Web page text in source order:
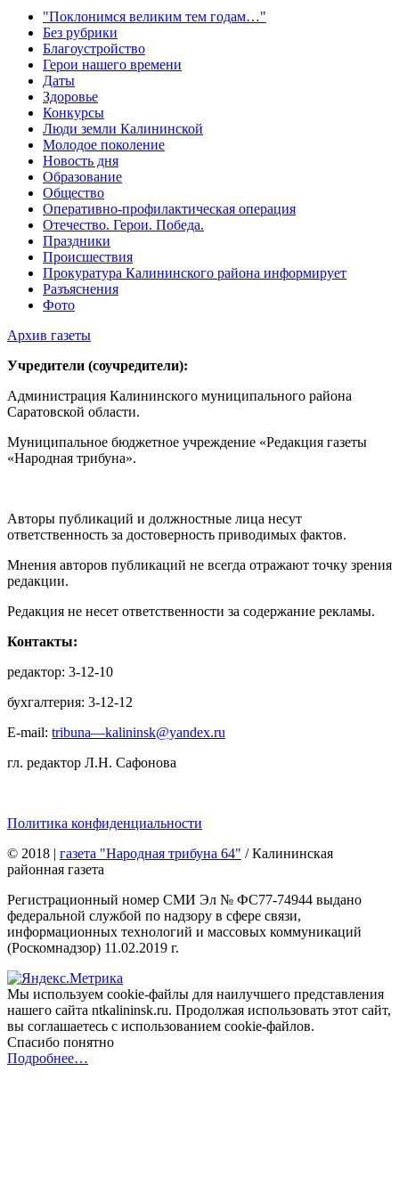
"Поклонимся великим тем годам…"
Без рубрики
Благоустройство
Герои нашего времени
Даты
Здоровье
Конкурсы
Люди земли Калининской
Молодое поколение
Новость дня
Образование
Общество
Оперативно-профилактическая операция
Отечество. Герои. Победа.
Праздники
Происшествия
Прокуратура Калининского района информирует
Разъяснения
Фото
Архив газеты
Учредители (соучредители):
Администрация Калининского муниципального района
Саратовской области.
Муниципальное бюджетное учреждение «Редакция газеты
«Народная трибуна».
Авторы публикаций и должностные лица несут
ответственность за достоверность приводимых фактов.
Мнения авторов публикаций не всегда отражают точку зрения
редакции.
Редакция не несет ответственности за содержание рекламы.
Контакты:
редактор: 3-12-10
бухгалтерия: 3-12-12
E-mail: tribuna—kalininsk@yandex.ru
гл. редактор Л.Н. Сафонова
Политика конфиденциальности
© 2018 | газета "Народная трибуна 64" / Калининская
районная газета
Регистрационный номер СМИ Эл № ФС77-74944 выдано
федеральной службой по надзору в сфере связи,
информационных технологий и массовых коммуникаций
(Роскомнадзор) 11.02.2019 г.
Мы используем cookie-файлы для наилучшего представления
нашего сайта ntkalininsk.ru. Продолжая использовать этот сайт,
вы соглашаетесь с использованием cookie-файлов.
Спасибо понятно
Подробнее…